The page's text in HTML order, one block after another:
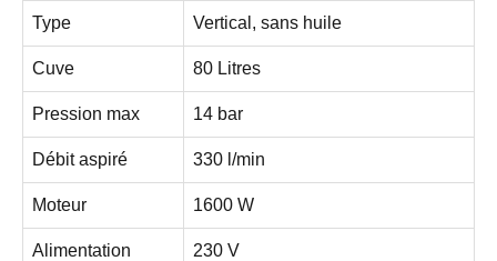
Type Vertical, sans huile
Cuve 80 Litres
Pression max 14 bar
Débit aspiré 330 l/min
Moteur 1600 W
Alimentation 230 V